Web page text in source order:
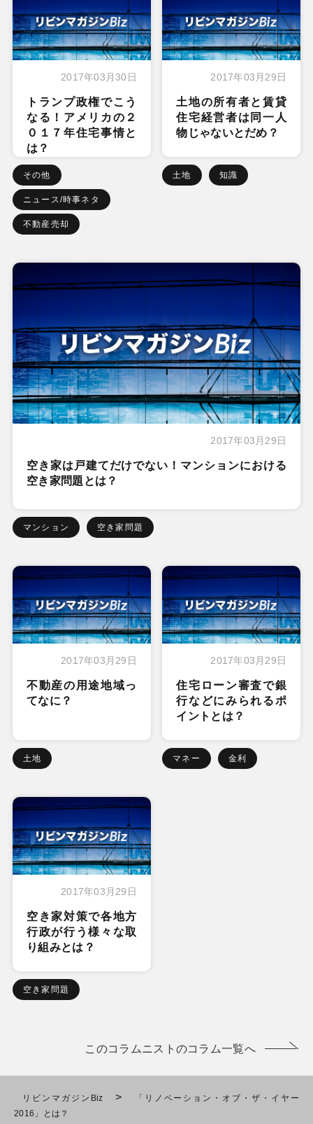
2017年03月30日
トランプ政権でこう
なる！アメリカの２
０１７年住宅事情と
は？
その他
ニュース/時事ネタ
不動産売却
2017年03月29日
土地の所有者と賃貸
住宅経営者は同一人
物じゃないとだめ？
土地 知識
2017年03月29日
空き家は戸建てだけでない！マンションにおける
空き家問題とは？
マンション 空き家問題
2017年03月29日
不動産の用途地域っ
てなに？
土地
2017年03月29日
住宅ローン審査で銀
行などにみられるポ
イントとは？
マネー 金利
2017年03月29日
空き家対策で各地方
行政が行う様々な取
り組みとは？
空き家問題
このコラムニストのコラム一覧へ
リビンマガジンBiz >
「リノベーション・オブ・ザ・イヤー
2016」とは？